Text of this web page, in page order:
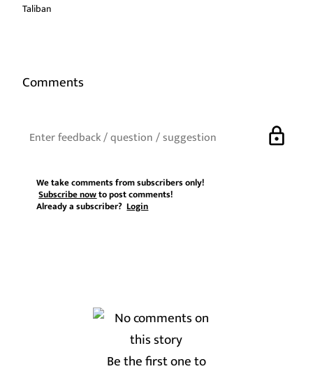
Taliban
Comments
lock
We take comments from subscribers only!
Subscribe nowto post comments!
Already a subscriber?Login
Be the first one to